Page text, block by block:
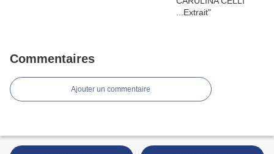
Commentaires
Ajouter un commentaire